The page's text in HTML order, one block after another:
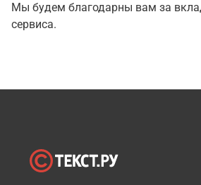
Мы будем благодарны вам за
сервиса.